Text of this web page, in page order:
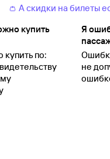
👛 А скидки на билеты
купить
по:
Я
не